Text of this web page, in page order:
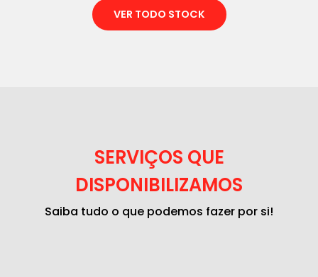
VER TODO STOCK
SERVIÇOS QUE
DISPONIBILIZAMOS
Saiba tudo o que podemos fazer por si!